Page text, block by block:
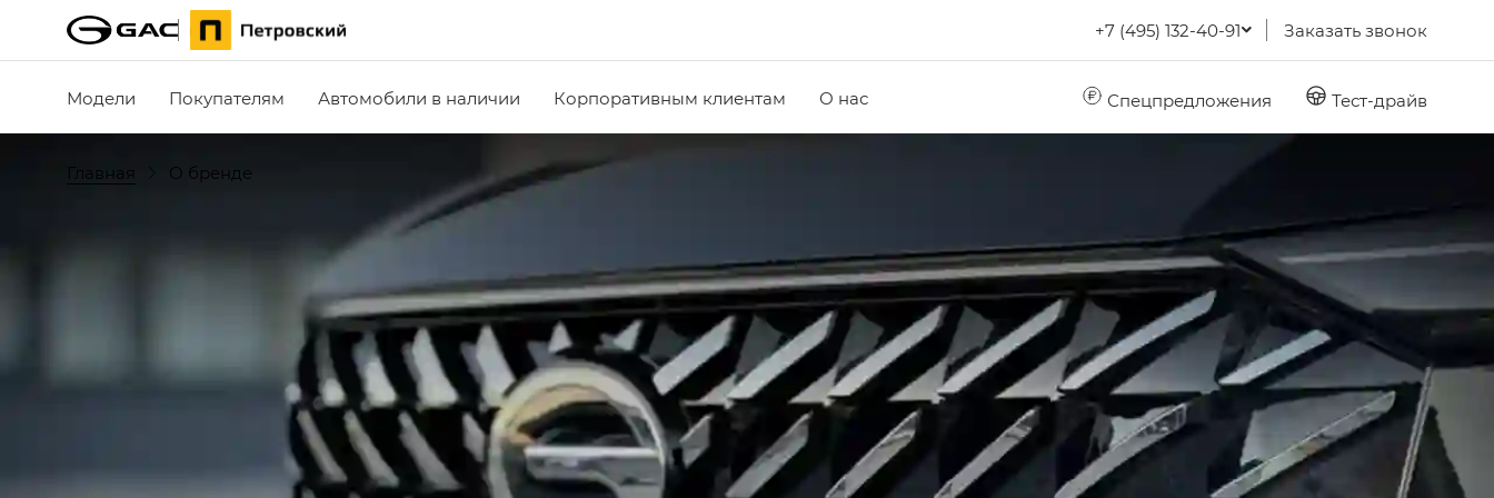
+7 (495) 132-40-91 Заказать звонок
Модели Покупателям Автомобили в наличии Корпоративным клиентам О нас Спецпредложения Тест-драйв
Главная О бренде